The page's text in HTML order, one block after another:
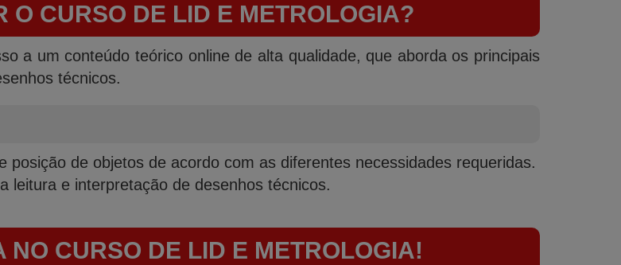
O CURSO DE LID E METROLOGIA?
a um conteúdo teórico online de alta qualidade, que aborda os principais
técnicos.
de objetos de acordo com as diferentes necessidades requeridas.
leitura e interpretação de desenhos técnicos.
NO CURSO DE LID E METROLOGIA!